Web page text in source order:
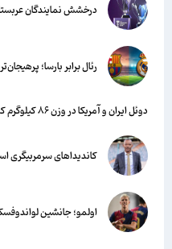
درخشش نمایندگان
رئال برابر بارسا؛
دوئل ایران و آمریکا در وزن ۸۶ کیلوگرم کشتی آزاد
کاندیداهای سرمربیگری
اولمو؛ جانشین لواندوفسکی